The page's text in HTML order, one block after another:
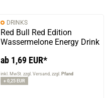
DRINKS
Red Bull Red Edition
Wassermelone Energy Drink
ab 1,69 EUR*
inkl. MwSt. zzgl. Versand zzgl. Pfand
+ 0,25 EUR